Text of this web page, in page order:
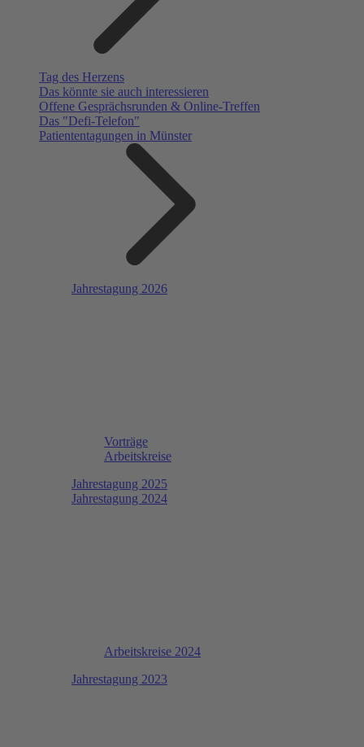
Tag des Herzens
Das könnte sie auch interessieren
Offene Gesprächsrunden & Online-Treffen
Das "Defi-Telefon"
Patiententagungen in Münster
Jahrestagung 2026
Vorträge
Arbeitskreise
Jahrestagung 2025
Jahrestagung 2024
Arbeitskreise 2024
Jahrestagung 2023